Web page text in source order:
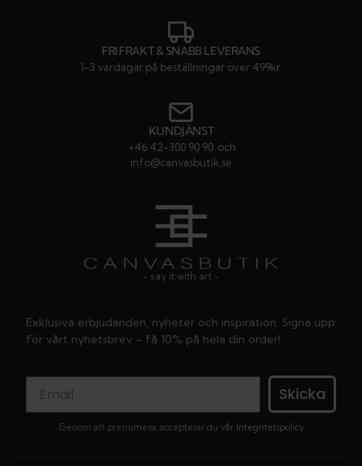
FRI FRAKT & SNABB LEVERANS
1-3 vardagar på beställningar över 499kr.
KUNDJÄNST
+46 42-300 90 90 och
info@canvasbutik.se
- say it with art -
Exklusiva erbjudanden, nyheter och inspiration. Signa upp
för vårt nyhetsbrev - få 10% på hela din order!
Skicka
Genom att prenumera, accepterar du vår Integritetspolicy